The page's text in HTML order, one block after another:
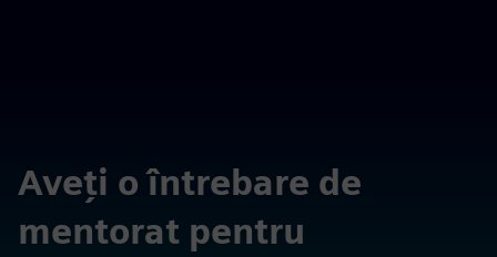
Aveți o întrebare de
mentorat pentru